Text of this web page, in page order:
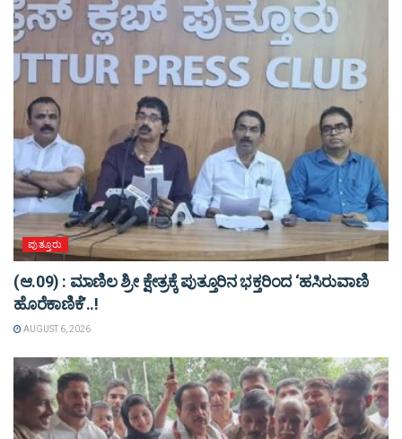
ಪುತ್ತೂರು
(ಆ.09) : ಮಾಣಿಲ ಶ್ರೀ ಕ್ಷೇತ್ರಕ್ಕೆ ಪುತ್ತೂರಿನ ಭಕ್ತರಿಂದ ‘ಹಸಿರುವಾಣಿ
ಹೊರೆಕಾಣಿಕೆ’..!
AUGUST 6, 2026